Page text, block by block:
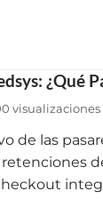
¿Qué
visualizaciones
de las